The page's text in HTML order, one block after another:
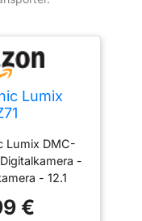
Lumix
12.8
Optique
Lumix DMC-
-
- 12.1
- Wi-Fi,
€